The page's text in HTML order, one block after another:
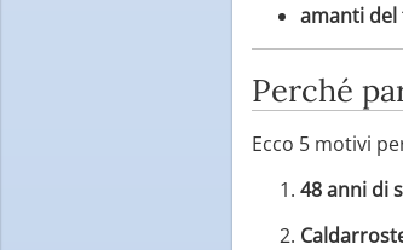
amanti
Perché
Ecco 5 motivi
48 anni di